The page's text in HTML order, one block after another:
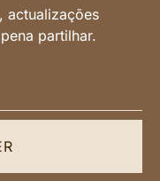
actualizações
partilhar.